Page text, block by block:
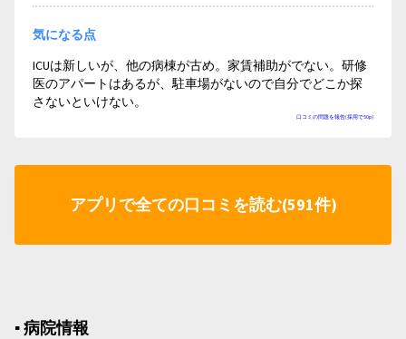
口コミの問題を報告(採用で50p)
気になる点
ICUは新しいが、他の病棟が古め。家賃補助がでない。研修
医のアパートはあるが、駐車場がないので自分でどこか探
さないといけない。
アプリで全ての口コミを読む(591件)
▪︎ 病院情報